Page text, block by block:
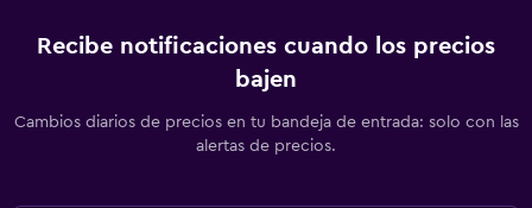
Recibe notificaciones cuando los precios
bajen
Cambios diarios de precios en tu bandeja de entrada: solo con las
alertas de precios.